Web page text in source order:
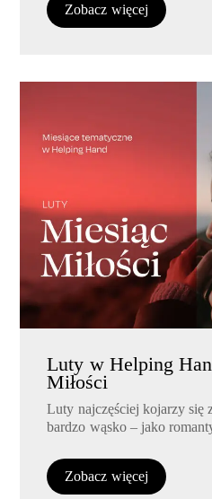
Zobacz więcej
Luty w Helping
Miłości
Luty najczęściej kojarzy się
bardzo wąsko – jako
Zobacz więcej